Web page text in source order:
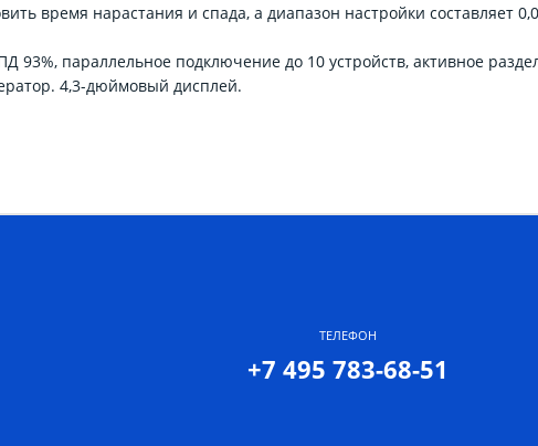
время нарастания и спада, а диапазон настройки составляет
93%, параллельное подключение до 10 устройств, активное
4,3-дюймовый дисплей.
ТЕЛЕФОН
+7 495 783-68-51